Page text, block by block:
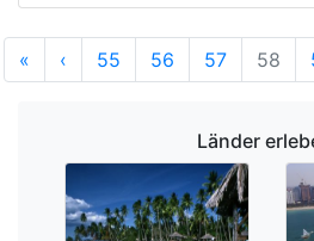
« Anfang
‹ Vorherige
55 56 57 58
Länder